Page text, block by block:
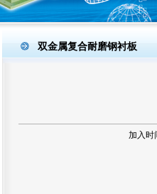
双金属复合耐磨钢衬板
加入